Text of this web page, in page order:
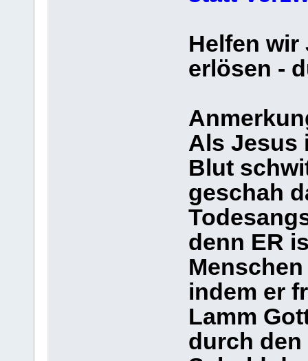
Helfen wir
erlösen -
Als Jesus
Blut
geschah
denn ER
indem er
Lamm
durch den